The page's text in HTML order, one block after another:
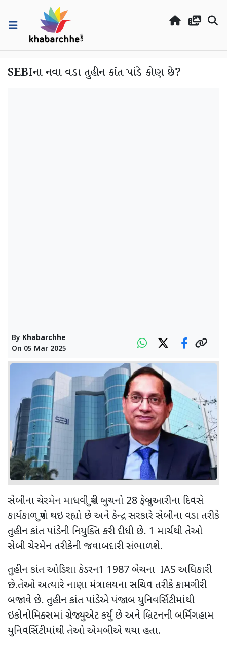
SEBIના નવા વડા તુહીન કાંત પાંડે કોણ છે?
By Khabarchhe
On 05 Mar 2025
સેબીના ચેરમેન માધવી પુરી બુચનો 28 ફેબ્રુઆરીના દિવસે
કાર્યકાળ પુરો થઇ રહ્યો છે અને કેન્દ્ર સરકારે સેબીના વડા તરીકે
તુહીન કાંત પાંડેની નિયુક્તિ કરી દીધી છે. 1 માર્ચથી તેઓ
સેબી ચેરમેન તરીકેની જવાબદારી સંભાળશે.
તુહીન કાંત ઓડિશા કેડરન1 1987 બેચના IAS અધિકારી
છે.તેઓ અત્યારે નાણા મંત્રાલયના સચિવ તરીકે કામગીરી
બજાવે છે. તુહીન કાંત પાંડેએ પંજાબ યુનિવર્સિટીમાંથી
ઇકોનોમિક્સમાં ગ્રેજ્યુએટ કર્યું છે અને બ્રિટનની બર્મિંગહામ
યુનિવર્સિટીમાંથી તેઓ એમબીએ થયા હતા.